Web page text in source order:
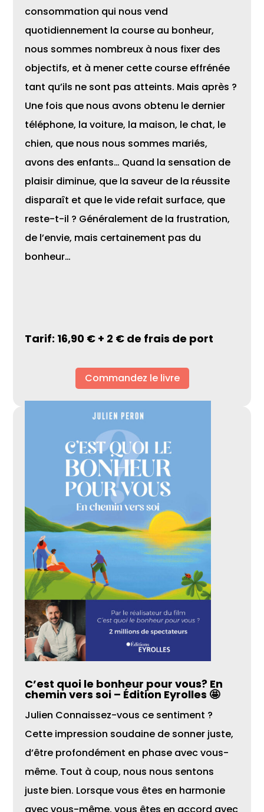
consommation qui nous vend
quotidiennement la course au bonheur,
nous sommes nombreux à nous fixer des
objectifs, et à mener cette course effrénée
tant qu’ils ne sont pas atteints. Mais après ?
Une fois que nous avons obtenu le dernier
téléphone, la voiture, la maison, le chat, le
chien, que nous nous sommes mariés,
avons des enfants… Quand la sensation de
plaisir diminue, que la saveur de la réussite
disparaît et que le vide refait surface, que
reste-t-il ? Généralement de la frustration,
de l’envie, mais certainement pas du
bonheur…
Tarif: 16,90 € + 2 € de frais de port
Commandez le livre
C’est quoi le bonheur pour vous? En
chemin vers soi – Édition Eyrolles 🤩
Julien Connaissez-vous ce sentiment ?
Cette impression soudaine de sonner juste,
d’être profondément en phase avec vous-
même. Tout à coup, nous nous sentons
juste bien. Lorsque vous êtes en harmonie